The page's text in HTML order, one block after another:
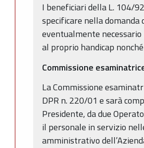
I beneficiari della L. 104/
specificare nella domanda
eventualmente
al proprio handicap
Commissione
La Commissione
DPR n. 220/01 e sarà
Presidente, da due
il personale in servizio
amministrativo